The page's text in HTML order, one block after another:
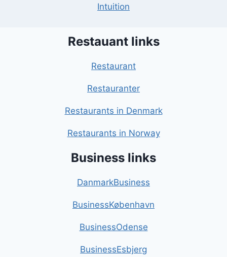
Intuition
Restauant links
Restaurant
Restauranter
Restaurants in Denmark
Restaurants in Norway
Business links
DanmarkBusiness
BusinessKøbenhavn
BusinessOdense
BusinessEsbjerg